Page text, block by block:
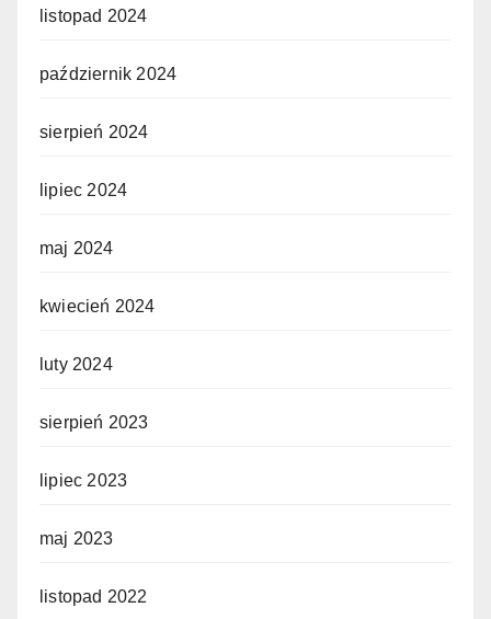
listopad 2024
październik 2024
sierpień 2024
lipiec 2024
maj 2024
kwiecień 2024
luty 2024
sierpień 2023
lipiec 2023
maj 2023
listopad 2022